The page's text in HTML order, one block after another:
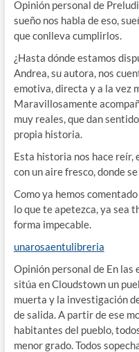
Opinión personal de
sueño nos habla de eso,
que conlleva cumplirlos.
¿Hasta dónde estamos
Andrea, su autora, nos
emotiva, directa y a la vez
Maravillosamente
muy reales, que dan
propia historia.
Esta historia nos hace reír,
con un aire fresco, donde
Como ya hemos
lo que te apetezca, ya sea
forma impecable.
unarosaentulibreria
Opinión personal de En las
sitúa en Cloudstown un
muerta y la investigación
de salida. A partir de ese
habitantes del pueblo,
menor grado. Todos